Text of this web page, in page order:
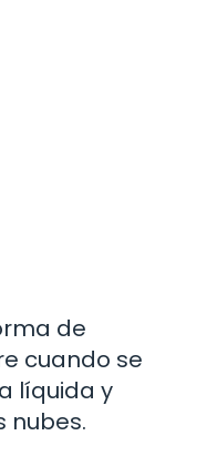
de
cuando se
líquida y
nubes.